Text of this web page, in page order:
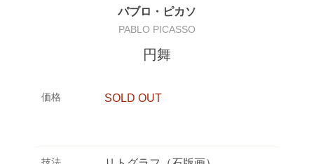
パブロ・ピカソ
PABLO PICASSO
円舞
価格 SOLD OUT
技法